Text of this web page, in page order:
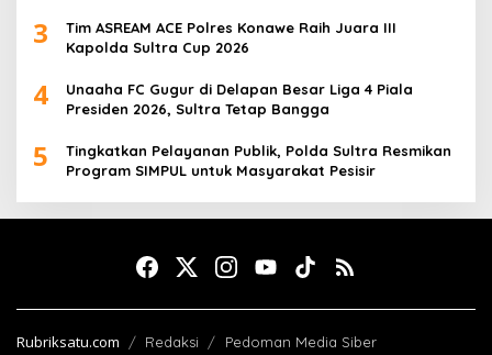
3
Tim ASREAM ACE Polres Konawe Raih Juara III
Kapolda Sultra Cup 2026
4
Unaaha FC Gugur di Delapan Besar Liga 4 Piala
Presiden 2026, Sultra Tetap Bangga
5
Tingkatkan Pelayanan Publik, Polda Sultra Resmikan
Program SIMPUL untuk Masyarakat Pesisir
Rubriksatu.com Redaksi Pedoman Media Siber